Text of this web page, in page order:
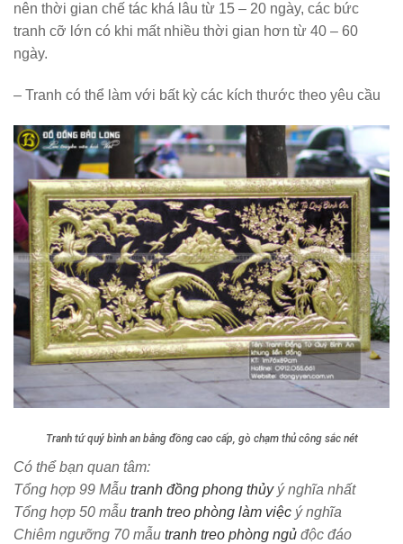
nên thời gian chế tác khá lâu từ 15 – 20 ngày, các bức
tranh cỡ lớn có khi mất nhiều thời gian hơn từ 40 – 60
ngày.
– Tranh có thể làm với bất kỳ các kích thước theo yêu cầu
Tranh tứ quý bình an bằng đồng cao cấp, gò chạm thủ công sắc nét
Có thể bạn quan tâm:
Tổng hợp 99 Mẫu tranh đồng phong thủyý nghĩa nhất
Tổng hợp 50 mẫu tranh treo phòng làm việc ý nghĩa
Chiêm ngưỡng 70 mẫu tranh treo phòng ngủ độc đáo